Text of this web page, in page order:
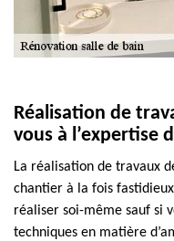
Réalisation de
vous à l’expertise
La réalisation de travaux
chantier à la fois
réaliser soi-même sauf si
techniques en matière